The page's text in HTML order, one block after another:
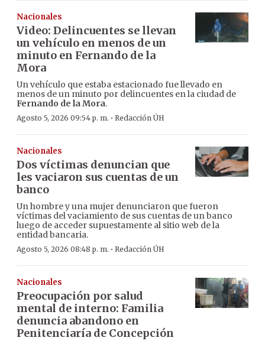
Nacionales
Video: Delincuentes se llevan
un vehículo en menos de un
minuto en Fernando de la
Mora
Un vehículo que estaba estacionado fue llevado en
menos de un minuto por delincuentes en la ciudad de
Fernando de la Mora.
Agosto 5, 2026 09:54 p. m. · Redacción ÚH
Nacionales
Dos víctimas denuncian que
les vaciaron sus cuentas de un
banco
Un hombre y una mujer denunciaron que fueron
víctimas del vaciamiento de sus cuentas de un banco
luego de acceder supuestamente al sitio web de la
entidad bancaria.
Agosto 5, 2026 08:48 p. m. · Redacción ÚH
Nacionales
Preocupación por salud
mental de interno: Familia
denuncia abandono en
Penitenciaría de Concepción